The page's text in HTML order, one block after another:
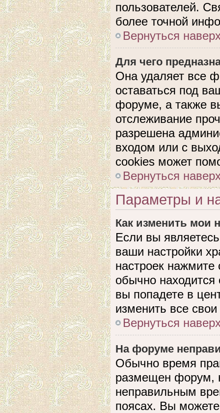
пользователей.
более точной
Вернуться
Для чего
Она удаляет все
оставаться под
форуме, а также
отслеживание
разрешена
входом или с
cookies может
Вернуться
Параметры и
Как изменить мои
Если вы
ваши настройки
настроек нажмите
обычно
вы попадете в
изменить все свои
Вернуться
На форуме
Обычно время
размещен форум,
неправильным
поясах. Вы